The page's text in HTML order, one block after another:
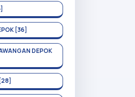
[36]
DEPOK